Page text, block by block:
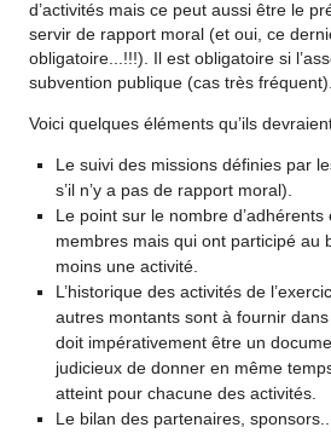
d’activités mais ce peut aussi être le
servir de rapport moral (et oui, ce
obligatoire...!!!). Il est obligatoire si
subvention publique (cas très fréquent).
Voici quelques éléments qu’ils
Le suivi des missions définies par
s’il n’y a pas de rapport moral).
Le point sur le nombre
membres mais qui ont participé au
moins une activité.
L’historique des activités de
autres montants sont à fournir
doit impérativement être un
judicieux de donner en même
atteint pour chacune des activités.
Le bilan des partenaires,